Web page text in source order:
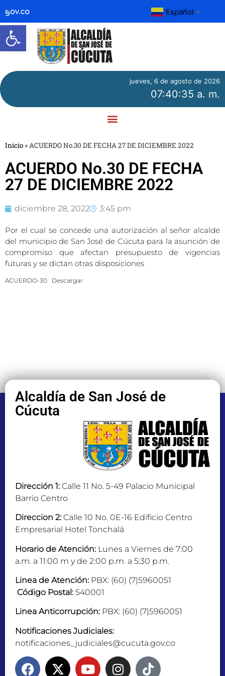
Abrir barra de herramientas
Español ▼
jueves, 6 de agosto de 2026
07:40:35 a. m.
Inicio » ACUERDO No.30 DE FECHA 27 DE DICIEMBRE 2022
ACUERDO No.30 DE FECHA
27 DE DICIEMBRE 2022
diciembre 28, 2022 3:45 pm
Por el cual se concede una autorización al señor alcalde
del municipio de San José de Cúcuta para la asunción de
compromiso que afectan presupuesto de vigencias
futuras y se dictan otras disposiciones
ACUERDO-30 Descargar
Alcaldía de San José de
Cúcuta
Dirección 1: Calle 11 No. 5-49 Palacio Municipal
Barrio Centro
Direccion 2: Calle 10 No. 0E-16 Edificio Centro
Empresarial Hotel Tonchalá
Horario de Atención: Lunes a Viernes de 7:00
a.m. a 11:00 m y de 2:00 p.m. a 5:30 p.m.
Linea de Atención: PBX: (60) (7)5960051
Código Postal: 540001
Linea Anticorrupción: PBX: (60) (7)5960051
Notificaciones Judiciales:
notificaciones_judiciales@cucuta.gov.co